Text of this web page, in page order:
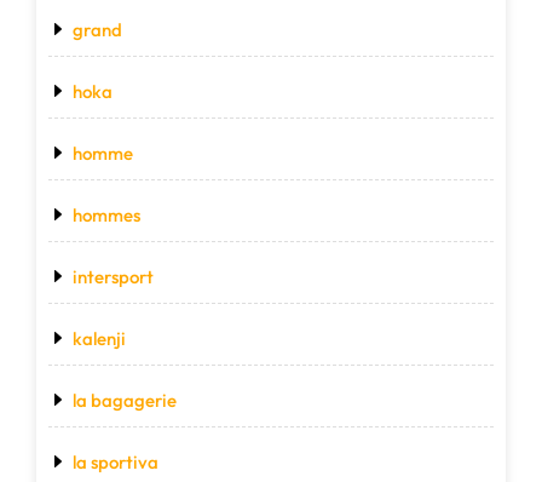
grand
hoka
homme
hommes
intersport
kalenji
la bagagerie
la sportiva